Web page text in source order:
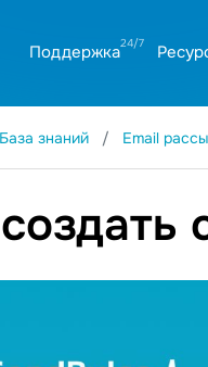
Поддержка
База знаний Email